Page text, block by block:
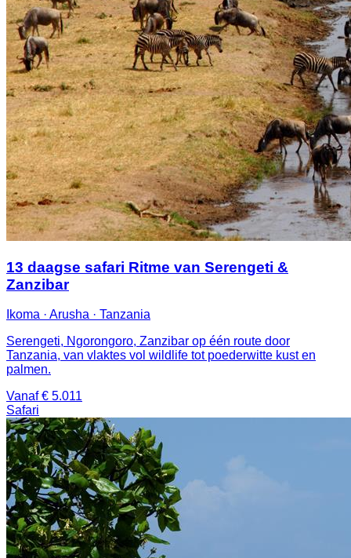
13 daagse safari Ritme van Serengeti &
Zanzibar
Ikoma · Arusha · Tanzania
Serengeti, Ngorongoro, Zanzibar op één route door
Tanzania, van vlaktes vol wildlife tot poederwitte kust en
palmen.
Vanaf € 5.011
Safari